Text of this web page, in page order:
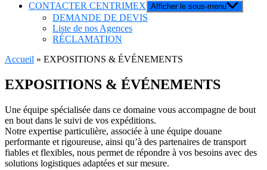
CONTACTER CENTRIMEX Afficher le sous-menu
DEMANDE DE DEVIS
Liste de nos Agences
RÉCLAMATION
Accueil » EXPOSITIONS & ÉVÉNEMENTS
EXPOSITIONS & ÉVÉNEMENTS
Une équipe spécialisée dans ce domaine vous accompagne de bout
en bout dans le suivi de vos expéditions.
Notre expertise particulière, associée à une équipe douane
performante et rigoureuse, ainsi qu’à des partenaires de transport
fiables et flexibles, nous permet de répondre à vos besoins avec des
solutions logistiques adaptées et sur mesure.